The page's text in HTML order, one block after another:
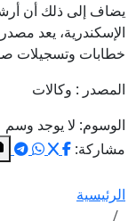
يضاف إلى ذلك أن
الإسكندرية، يعد
خطابات وتسجيلات
المصدر : وكالات
الوسوم: لا يوجد وسم
مشاركة:
الرئيسية